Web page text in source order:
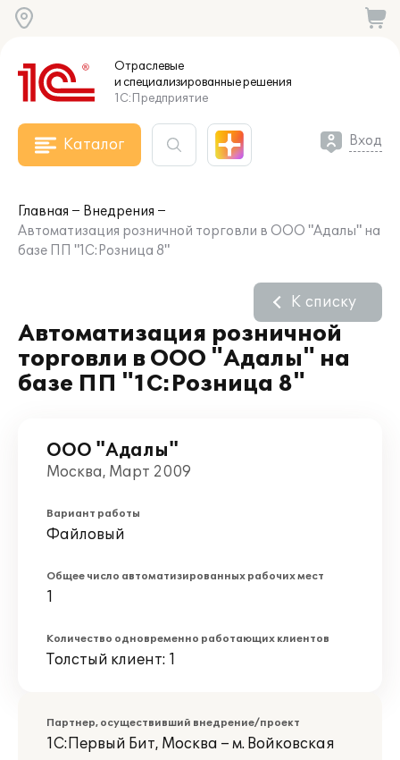
Отраслевые
и специализированныерешения
1С:Предприятие
Каталог Вход
Главная
Внедрения
Автоматизация розничной торговли в ООО "Адалы" на
базе ПП "1С:Розница 8"
Автоматизация розничной
торговли в ООО "Адалы" на
базе ПП "1С:Розница 8"
К списку
ООО "Адалы"
Москва, Март 2009
Вариант работы
Файловый
Общее число автоматизированных рабочих мест
1
Количество одновременно работающих клиентов
Толстый клиент: 1
Партнер, осуществивший внедрение/проект
1С:Первый Бит, Москва – м. Войковская